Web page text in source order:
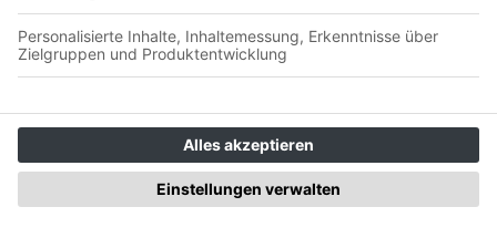
00:41:33
auf: Mastodon & Bluesky und unterinfo@kiek-an-podcast.de
168 Alonso wird´s nich